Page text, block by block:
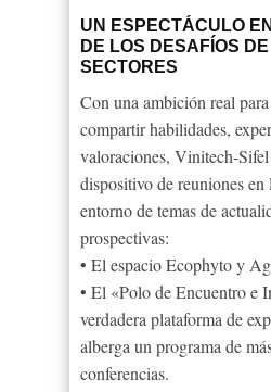
UN ESPECTÁCULO
DE LOS DESAFÍOS
SECTORES
Con una ambición real
compartir habilidades,
valoraciones, Vinitech-
dispositivo de reuniones en
entorno de temas de
prospectivas:
• El espacio Ecophyto y
• El «Polo de Encuentro e
verdadera plataforma de
alberga un programa de
conferencias.